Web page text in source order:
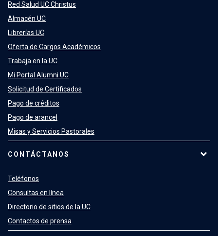
Red Salud UC Christus
Almacén UC
Librerías UC
Oferta de Cargos Académicos
Trabaja en la UC
Mi Portal Alumni UC
Solicitud de Certificados
Pago de créditos
Pago de arancel
Misas y Servicios Pastorales
CONTÁCTANOS
Teléfonos
Consultas en línea
Directorio de sitios de la UC
Contactos de prensa